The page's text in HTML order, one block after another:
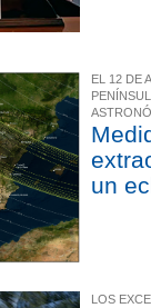
EL 12 DE
un
LOS